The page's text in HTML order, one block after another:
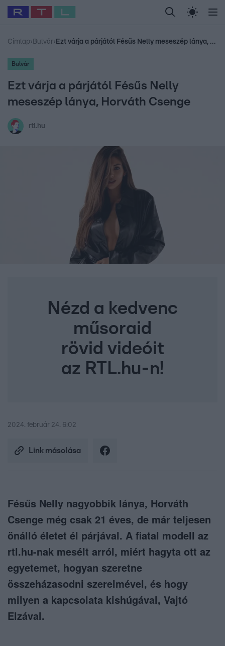
Legfrissebb RTL Híradó Randi Celeb vagyok,
Babits Marcella Most Wanted Gallusz
Címlap› Bulvár› Ezt várja a párjától Fésűs Nelly meseszép lánya, Horváth Csenge
Bulvár
Ezt várja a párjától Fésűs Nelly
meseszép lánya, Horváth Csenge
rtl.hu
Nézd a kedvenc
műsoraid
rövid videóit
az RTL.hu-n!
2024. február 24. 6:02
Link másolása
Fésűs Nelly nagyobbik lánya, Horváth
Csenge még csak 21 éves, de már teljesen
önálló életet él párjával. A fiatal modell az
rtl.hu-nak mesélt arról, miért hagyta ott az
egyetemet, hogyan szeretne
összeházasodni szerelmével, és hogy
milyen a kapcsolata kishúgával, Vajtó
Elzával.